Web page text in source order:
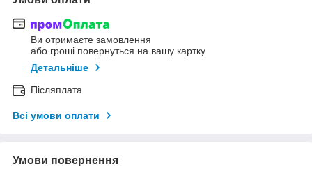
Ви отримаєте замовлення
або гроші повернуться на вашу картку
Детальніше
Післяплата
Всі умови оплати
Умови повернення